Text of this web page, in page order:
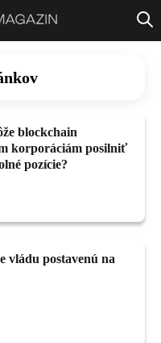
blockchain
korporáciám posilniť
pozície?
vládu postavenú na